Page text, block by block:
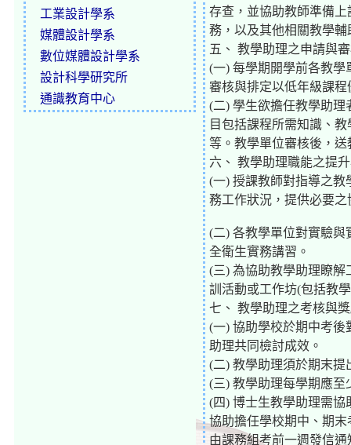
工業設計學系
媒體設計學系
數位媒體設計學系
設計科學研究所
通識教育中心
存查，並協助教師準備
務，以及其他相關教學輔
五、 教學助理之申請與
(一) 每學期開學前各教
審核與排定以低年級課
(二) 學生欲擔任教學助
目包括課程所需知識、
等。教學單位審核後，
六、 教學助理職能之提
(一) 授課教師對指導之
務工作狀況，提供必要之
(二) 各教學單位對實驗
全衛生實務講習。
(三) 為協助教學助理瞭
訓活動或工作坊(包括教
七、 教學助理之考核與
(一) 協助學校於期中考
助理共同檢討成效。
(二) 教學助理須於期末
(三) 教學助理每學期應
(四) 博士生教學助理需
協助擔任學校期中、期
由課務組考前一週發信通